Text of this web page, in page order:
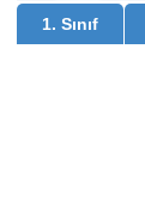
1. Sınıf